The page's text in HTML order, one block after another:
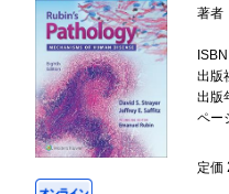
著者
ISBN
出版
出版
ペー
定価